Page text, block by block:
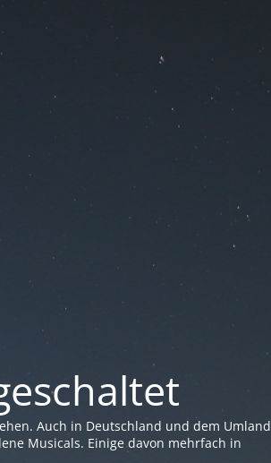
Auch in Deutschland und dem Umland
Musicals. Einige davon mehrfach in